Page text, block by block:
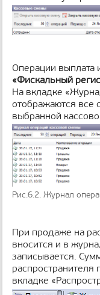
Операции выплата
«Фискальный
На вкладке
отображаются все
выбранной
Рис.6.2. Журнал
При продаже на
вносится и в
записывается.
вкладке